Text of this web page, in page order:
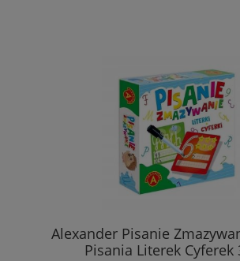
Alexander Pisanie
Pisania Literek Cyferek